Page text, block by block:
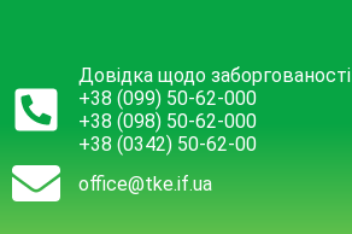
Довідка щодо заборгованості
+38 (099) 50-62-000
+38 (098) 50-62-000
+38 (0342) 50-62-00
office@tke.if.ua